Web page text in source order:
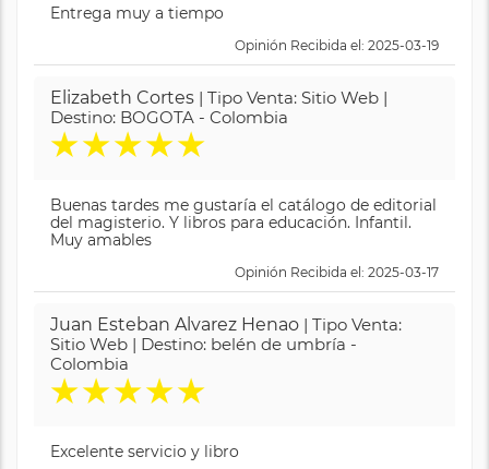
Entrega muy a tiempo
Opinión Recibida el: 2025-03-19
Elizabeth Cortes | Tipo Venta: Sitio Web |
Destino: BOGOTA - Colombia
★★★★★
Buenas tardes me gustaría el catálogo de editorial
del magisterio. Y libros para educación. Infantil.
Muy amables
Opinión Recibida el: 2025-03-17
Juan Esteban Alvarez Henao | Tipo Venta:
Sitio Web | Destino: belén de umbría -
Colombia
★★★★★
Excelente servicio y libro